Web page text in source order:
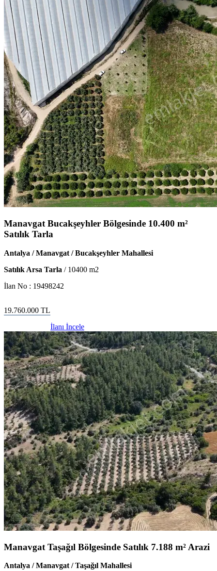
Manavgat Bucakşeyhler Bölgesinde 10.400 m²
Satılık Tarla
Antalya / Manavgat / Bucakşeyhler Mahallesi
Satılık Arsa Tarla / 10400 m2
İlan No : 19498242
19.760.000 TL
İlanı İncele
Manavgat Taşağıl Bölgesinde Satılık 7.188 m² Arazi
Antalya / Manavgat / Taşağıl Mahallesi